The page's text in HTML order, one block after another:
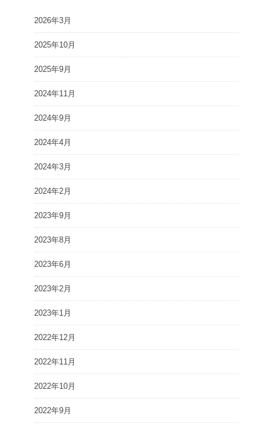
2026年3月
2025年10月
2025年9月
2024年11月
2024年9月
2024年4月
2024年3月
2024年2月
2023年9月
2023年8月
2023年6月
2023年2月
2023年1月
2022年12月
2022年11月
2022年10月
2022年9月